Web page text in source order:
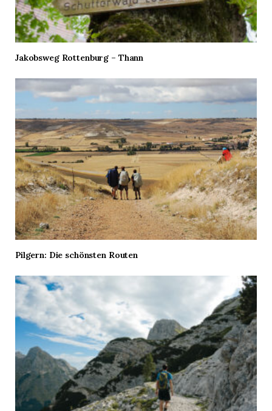
Jakobsweg Rottenburg – Thann
Pilgern: Die schönsten Routen